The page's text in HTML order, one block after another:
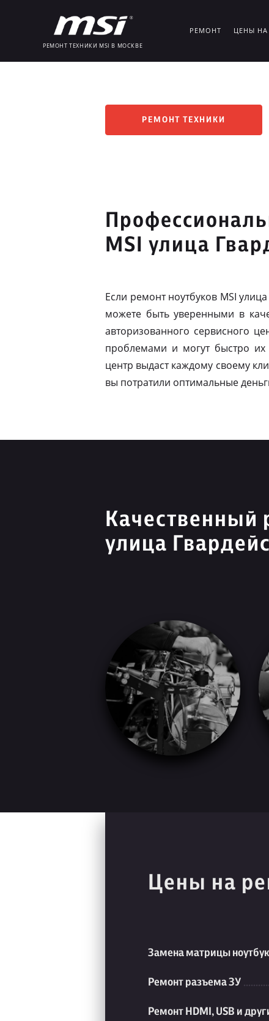
РЕМОНТ ТЕХНИКИ MSI В МОСКВЕ
РЕМОНТ ЦЕНЫ
РЕМОНТ ТЕХНИКИ
MSI улица
Если ремонт ноутбуков MSI
можете быть уверенными в
авторизованного сервисного
проблемами и могут быстро
центр выдаст каждому своему
вы потратили оптимальные
Качественный
улица
Цены на
Замена матрицы
Ремонт разъема ЗУ
Ремонт HDMI, USB и